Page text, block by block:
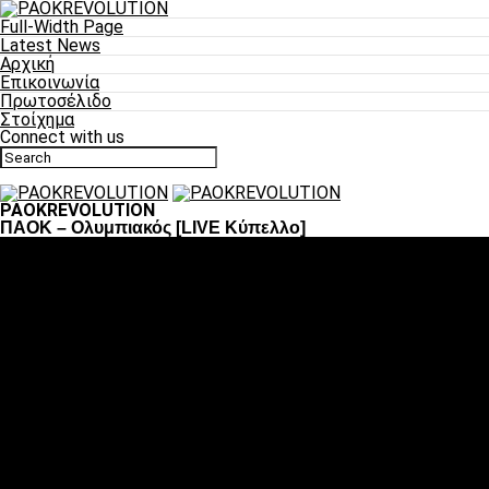
Full-Width Page
Latest News
Αρχική
Επικοινωνία
Πρωτοσέλιδο
Στοίχημα
Connect with us
PAOKREVOLUTION
ΠΑΟΚ – Ολυμπιακός [LIVE Κύπελλο]